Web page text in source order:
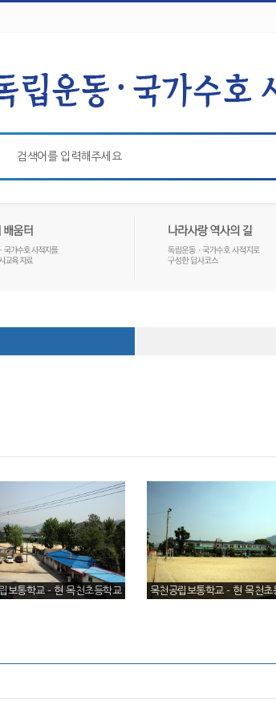
보통학교 - 현 목천초등학교
목천공립보통학교 - 현 목천초